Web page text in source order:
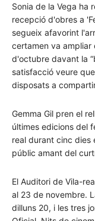
Sonia de la Vega ha
recepció d'obres a
segueix afavorint
certamen va ampliar
d'octubre davant la
satisfacció veure
disposats a
Gemma Gil pren el
últimes edicions del
real durant cinc dies
públic amant del
El Auditori de Vila-
al 23 de novembre.
dilluns 20, i les tres